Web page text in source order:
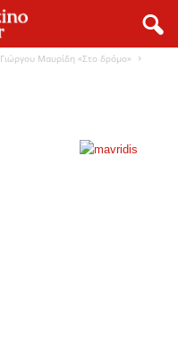
Μαυρίδη «Στο δρόμο»